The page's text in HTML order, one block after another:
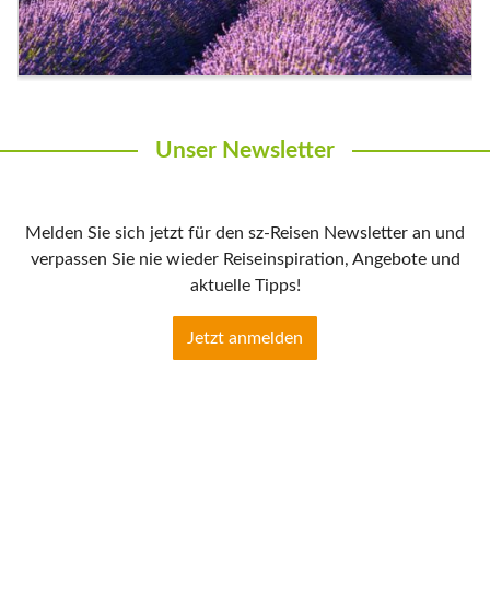
Unser Newsletter
Melden Sie sich jetzt für den sz-Reisen Newsletter an und
verpassen Sie nie wieder Reiseinspiration, Angebote und
aktuelle Tipps!
Jetzt anmelden